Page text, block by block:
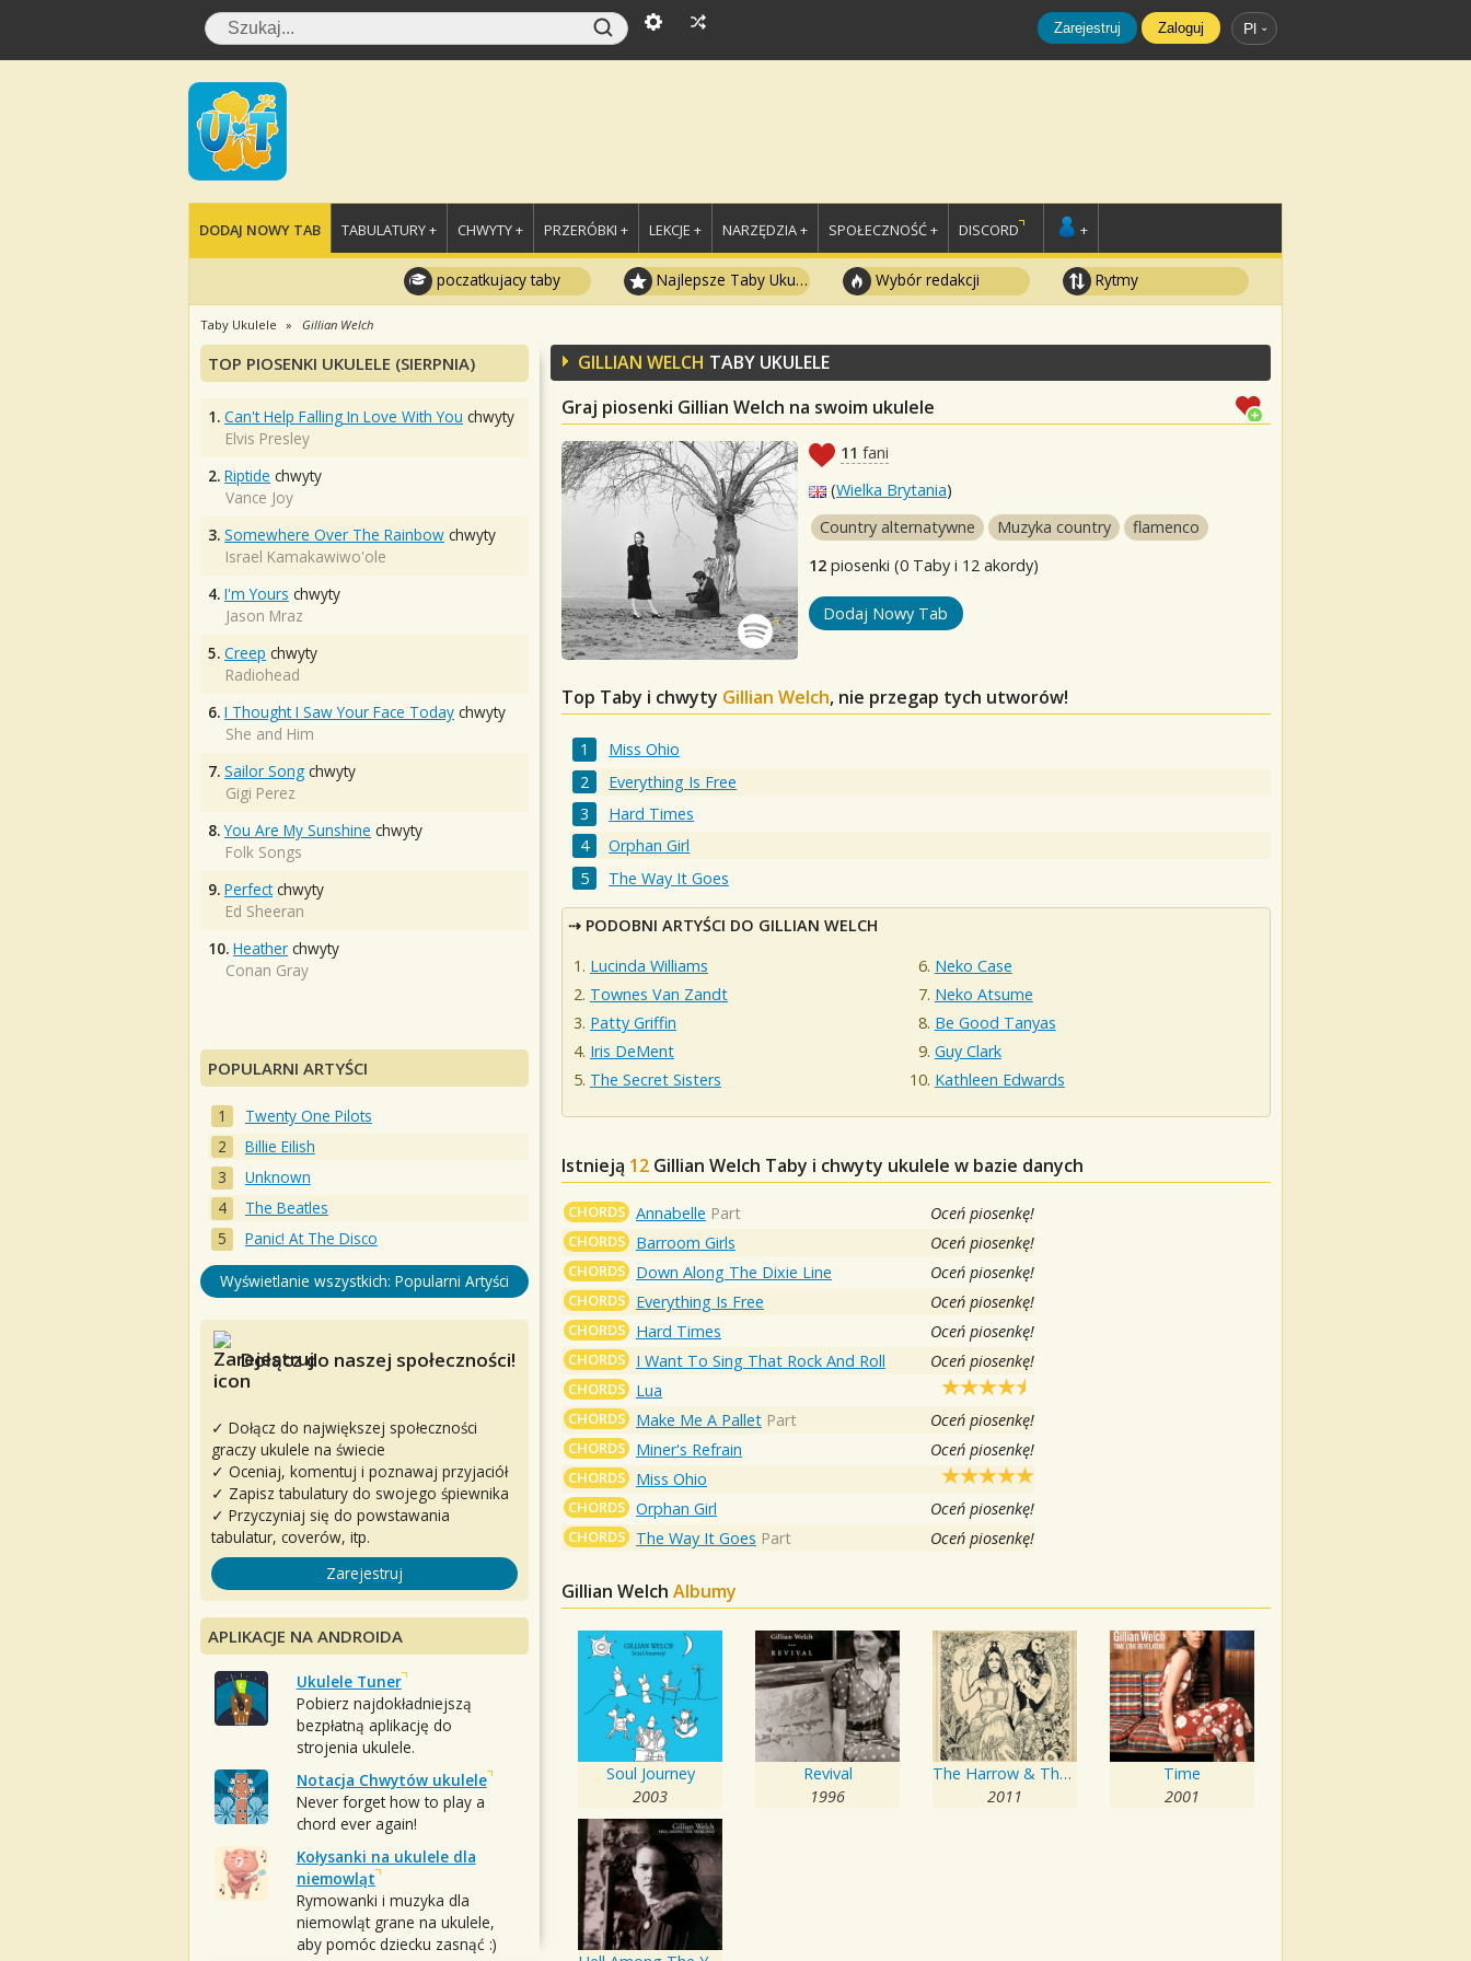
Zarejestruj Zaloguj Pl
DODAJ NOWY TAB TABULATURY + CHWYTY + PRZERÓBKI + LEKCJE + NARZĘDZIA + SPOŁECZNOŚĆ + DISCORD +
poczatkujacy taby Najlepsze Taby Ukulele Wybór redakcji Rytmy
Taby Ukulele Gillian Welch
GILLIAN WELCH TABY UKULELE
Graj piosenki Gillian Welch na swoim ukulele
11 fani
(Wielka Brytania)
Country alternatywne
Muzyka country
flamenco
12 piosenki (0 Taby i 12 akordy)
Dodaj Nowy Tab
Top Taby i chwyty Gillian Welch, nie przegap tych utworów!
Miss Ohio
Everything Is Free
Hard Times
Orphan Girl
The Way It Goes
PODOBNI ARTYŚCI DO GILLIAN WELCH
Lucinda Williams
Townes Van Zandt
Patty Griffin
Iris DeMent
The Secret Sisters
Neko Case
Neko Atsume
Be Good Tanyas
Guy Clark
Kathleen Edwards
Istnieją 12 Gillian Welch Taby i chwyty ukulele w bazie danych
CHORDS Annabelle Part Oceń piosenkę!
CHORDS Barroom Girls Oceń piosenkę!
CHORDS Down Along The Dixie Line Oceń piosenkę!
CHORDS Everything Is Free Oceń piosenkę!
CHORDS Hard Times Oceń piosenkę!
CHORDS I Want To Sing That Rock And Roll Oceń piosenkę!
CHORDS Lua
CHORDS Make Me A Pallet Part Oceń piosenkę!
CHORDS Miner's Refrain Oceń piosenkę!
CHORDS Miss Ohio
CHORDS Orphan Girl Oceń piosenkę!
CHORDS The Way It Goes Part Oceń piosenkę!
Gillian Welch Albumy
Soul Journey
2003
Revival
1996
The Harrow & The Harvest
2011
Time
2001
TOP PIOSENKI UKULELE (SIERPNIA)
1. Can't Help Falling In Love With You chwyty
Elvis Presley
2. Riptide chwyty
Vance Joy
3. Somewhere Over The Rainbow chwyty
Israel Kamakawiwo'ole
4. I'm Yours chwyty
Jason Mraz
5. Creep chwyty
Radiohead
6. I Thought I Saw Your Face Today chwyty
She and Him
7. Sailor Song chwyty
Gigi Perez
8. You Are My Sunshine chwyty
Folk Songs
9. Perfectchwyty
Ed Sheeran
10. Heather chwyty
Conan Gray
POPULARNI ARTYŚCI
Twenty One Pilots
Billie Eilish
Unknown
The Beatles
Panic! At The Disco
Wyświetlanie wszystkich: Popularni Artyści
Dołącz do naszej społeczności!
✓ Dołącz do największej społeczności
graczy ukulele na świecie
✓ Oceniaj, komentuj i poznawaj przyjaciół
✓ Zapisz tabulatury do swojego śpiewnika
✓ Przyczyniaj się do powstawania
tabulatur, coverów, itp.
Zarejestruj
APLIKACJE NA ANDROIDA
Ukulele Tuner
Pobierz najdokładniejszą
bezpłatną aplikację do
strojenia ukulele.
Notacja Chwytów ukulele
Never forget how to play a
chord ever again!
Kołysanki na ukulele dla
niemowląt
Rymowanki i muzyka dla
niemowląt grane na ukulele,
aby pomóc dziecku zasnąć :)